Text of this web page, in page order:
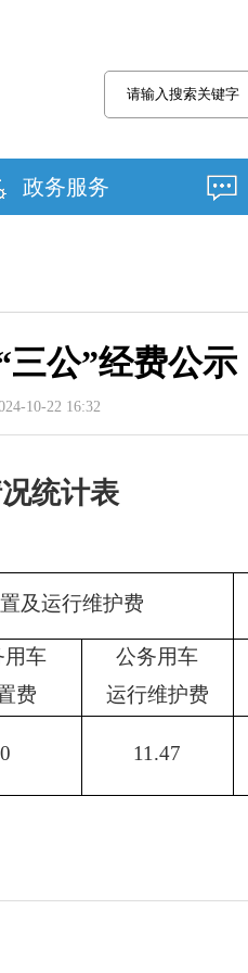
政务服务
三公”经费公示
10-22 16:32
统计表
及运行维护费
用车
费
公务用车
运行维护费
0 11.47